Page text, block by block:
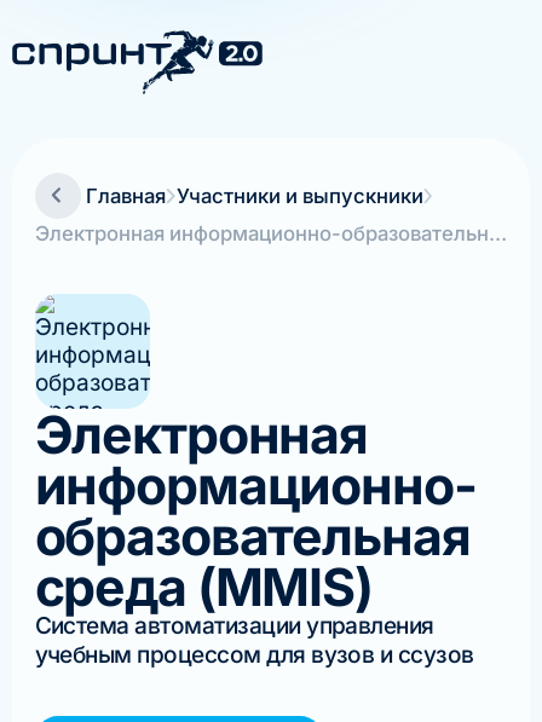
Главная Участники и выпускники
Электронная информационно-образовательная среда (MMIS)
Электронная
информационно-
образовательная
среда (MMIS)
Система автоматизации управления
учебным процессом для вузов и ссузов